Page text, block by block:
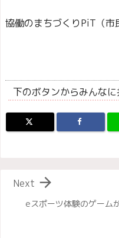
協働のまちづくりPiT（市
下のボタンからみんなに
eスポーツ体験のゲーム

Next